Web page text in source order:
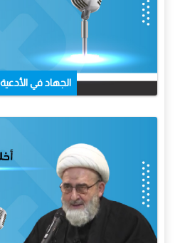
الجهاد في